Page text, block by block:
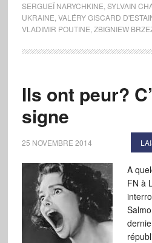
SERGUEÏ NARYCHKINE SYLVAIN
UKRAINE VALÉRY GISCARD
VLADIMIR POUTINE ZBIGNIEW
Ils ont peur?
signe
25 NOVEMBRE 2014
A
FN à